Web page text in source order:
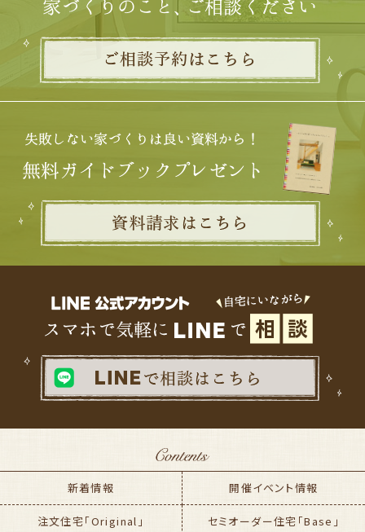
新着情報 開催イベント情報
注文住宅「Original」 セミオーダー住宅「Base」